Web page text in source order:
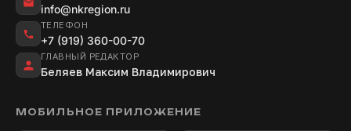
info@nkregion.ru
ТЕЛЕФОН
+7 (919) 360-00-70
ГЛАВНЫЙ РЕДАКТОР
Беляев Максим Владимирович
МОБИЛЬНОЕ ПРИЛОЖЕНИЕ